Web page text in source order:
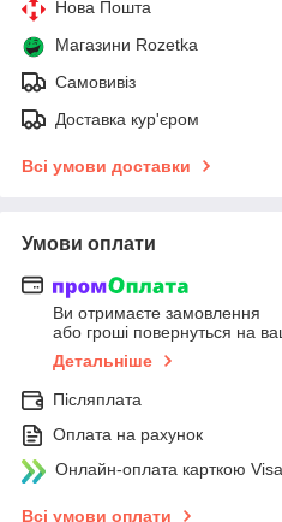
Нова Пошта
Магазини Rozetka
Самовивіз
Доставка кур'єром
Всі умови доставки
Умови оплати
Ви отримаєте замовлення
або гроші повернуться на
Детальніше
Післяплата
Оплата на рахунок
Онлайн-оплата карткою
Всі умови оплати